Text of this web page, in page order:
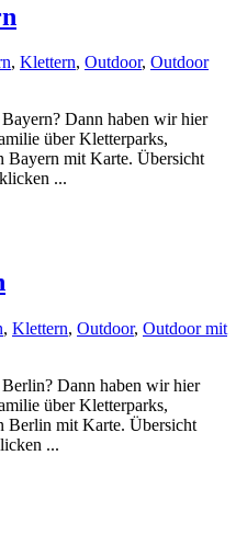
, Klettern, Outdoor, Outdoor
Dann haben wir hier
über Kletterparks,
Bayern mit Karte. Übersicht
...
, Klettern, Outdoor, Outdoor mit
Dann haben wir hier
über Kletterparks,
Berlin mit Karte. Übersicht
...